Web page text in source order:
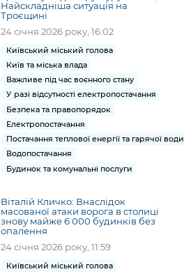
Найскладніша ситуація на
Троєщині
24 січня 2026 року, 16:02
Київський міський голова
Київ та міська влада
Важливе під час воєнного стану
У разі відсутності електропостачання
Безпека та правопорядок
Електропостачання
Постачання теплової енергії та гарячої води
Водопостачання
Будинок та комунальні послуги
Віталій Кличко: Внаслідок
масованої атаки ворога в столиці
знову майже 6 000 будинків без
опалення
24 січня 2026 року, 11:59
Київський міський голова